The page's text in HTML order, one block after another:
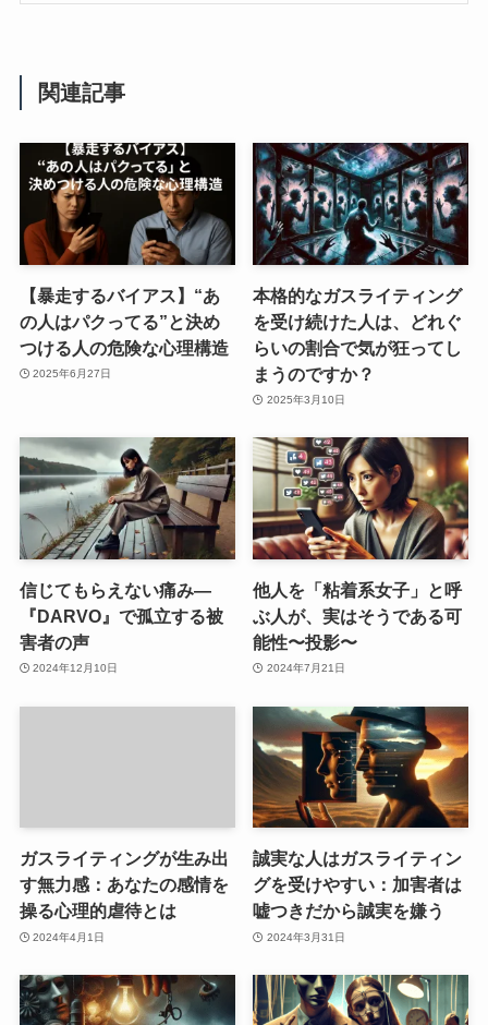
関連記事
【暴走するバイアス】“あ
の人はパクってる”と決め
つける人の危険な心理構造
2025年6月27日
本格的なガスライティング
を受け続けた人は、どれぐ
らいの割合で気が狂ってし
まうのですか？
2025年3月10日
信じてもらえない痛み—
『DARVO』で孤立する被
害者の声
2024年12月10日
他人を「粘着系女子」と呼
ぶ人が、実はそうである可
能性〜投影〜
2024年7月21日
ガスライティングが生み出
す無力感：あなたの感情を
操る心理的虐待とは
2024年4月1日
誠実な人はガスライティン
グを受けやすい：加害者は
嘘つきだから誠実を嫌う
2024年3月31日